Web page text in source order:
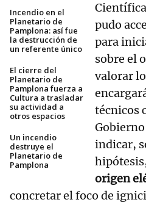
Incendio en el
Planetario de
Pamplona: así fue
la destrucción de
un referente único
El cierre del
Planetario de
Pamplona fuerza a
Cultura a trasladar
su actividad a
otros espacios
Un incendio
destruye el
Planetario de
Pamplona
pudo
para
sobre el
valorar
técnicos
indicar,
origen
concretar el foco de